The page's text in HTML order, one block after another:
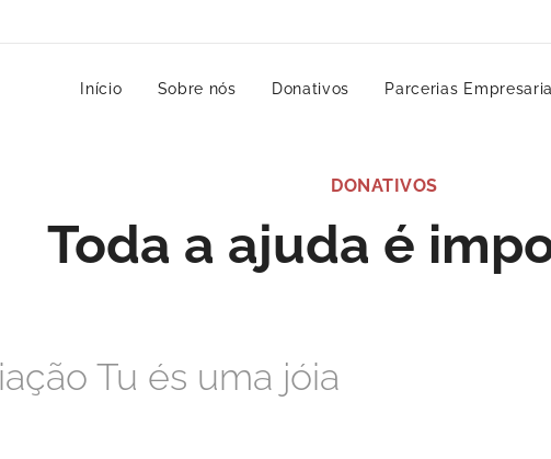
Início Sobre nós Donativos Parcerias
DONATIVOS
Toda a ajuda é
Tu és uma jóia